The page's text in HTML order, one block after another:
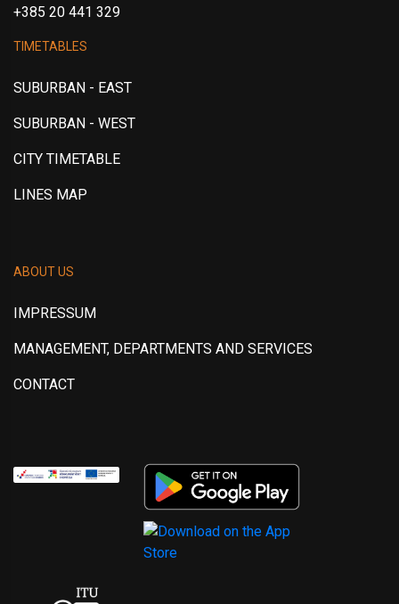
+385 20 441 329
TIMETABLES
SUBURBAN - EAST
SUBURBAN - WEST
CITY TIMETABLE
LINES MAP
ABOUT US
IMPRESSUM
MANAGEMENT, DEPARTMENTS AND SERVICES
CONTACT